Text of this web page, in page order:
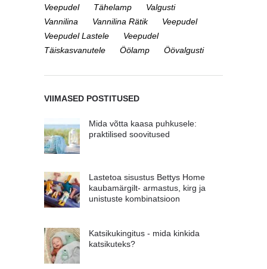
Veepudel
Tähelamp
Valgusti
Vannilina
Vannilina Rätik
Veepudel
Veepudel Lastele
Veepudel
Täiskasvanutele
Öölamp Öövalgusti
VIIMASED POSTITUSED
Mida võtta kaasa puhkusele:
praktilised soovitused
Lastetoa sisustus Bettys Home
kaubamärgilt- armastus, kirg ja
unistuste kombinatsioon
Katsikukingitus - mida kinkida
katsikuteks?